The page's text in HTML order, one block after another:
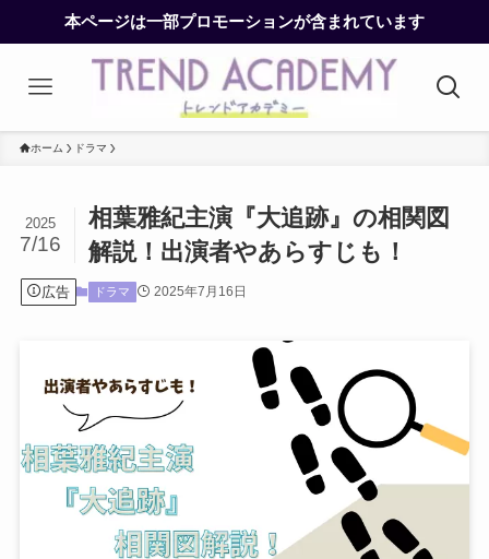
本ページは一部プロモーションが含まれています
ホーム ドラマ
相葉雅紀主演『大追跡』の相関図
解説！出演者やあらすじも！
2025
7/16
広告 ドラマ 2025年7月16日